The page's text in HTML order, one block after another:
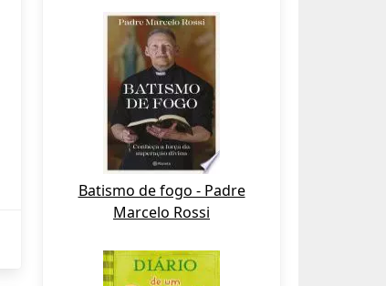
Batismo de fogo - Padre
Marcelo Rossi